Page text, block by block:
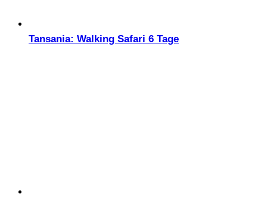
Tansania: Walking Safari 6 Tage